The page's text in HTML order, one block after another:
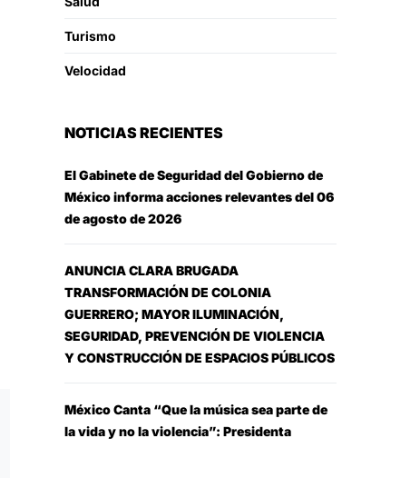
Turismo
Velocidad
NOTICIAS RECIENTES
El Gabinete de Seguridad del Gobierno de
México informa acciones relevantes del 06
de agosto de 2026
ANUNCIA CLARA BRUGADA
TRANSFORMACIÓN DE COLONIA
GUERRERO; MAYOR ILUMINACIÓN,
SEGURIDAD, PREVENCIÓN DE VIOLENCIA
Y CONSTRUCCIÓN DE ESPACIOS PÚBLICOS
México Canta “Que la música sea parte de
la vida y no la violencia”: Presidenta